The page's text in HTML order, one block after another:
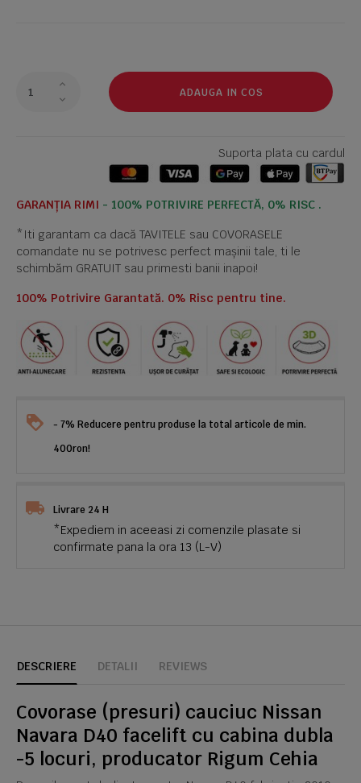
ADAUGA IN COS
Suporta plata cu cardul
GARANȚIA RIMI - 100% POTRIVIRE PERFECTĂ, 0% RISC .
*Iti garantam ca dacă TAVITELE sau COVORASELE
comandate nu se potrivesc perfect mașinii tale, ti le
schimbăm GRATUIT sau primesti banii inapoi!
100% Potrivire Garantată. 0% Risc pentru tine.
- 7% Reducere pentru produse la total articole de min.
400ron!
Livrare 24 H
*Expediem in aceeasi zi comenzile plasate si
confirmate pana la ora 13 (L-V)
DESCRIERE DETALII REVIEWS
Covorase (presuri) cauciuc Nissan
Navara D40 facelift cu cabina dubla
-5 locuri, producator Rigum Cehia